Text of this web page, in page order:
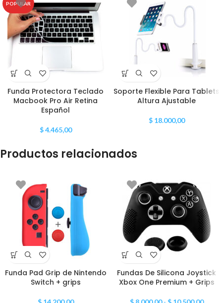
POPULAR
Funda Protectora Teclado
Macbook Pro Air Retina
Español
$4.465,00
Soporte Flexible Para Tablets
Altura Ajustable
$18.000,00
Productos relacionados
Funda Pad Grip de Nintendo
Switch + grips
Fundas De Silicona Joystick
Xbox One Premium + Grips